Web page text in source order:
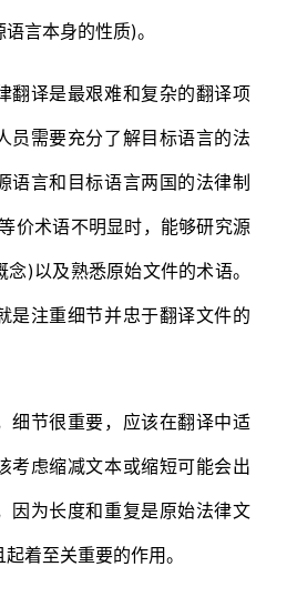
言本身的性质)。
译是最艰难和复杂的翻译项
员需要充分了解目标语言的法
语言和目标语言两国的法律制
价术语不明显时，能够研究源
)以及熟悉原始文件的术语。
是注重细节并忠于翻译文件的
节很重要，应该在翻译中适
考虑缩减文本或缩短可能会出
因为长度和重复是原始法律文
着至关重要的作用。